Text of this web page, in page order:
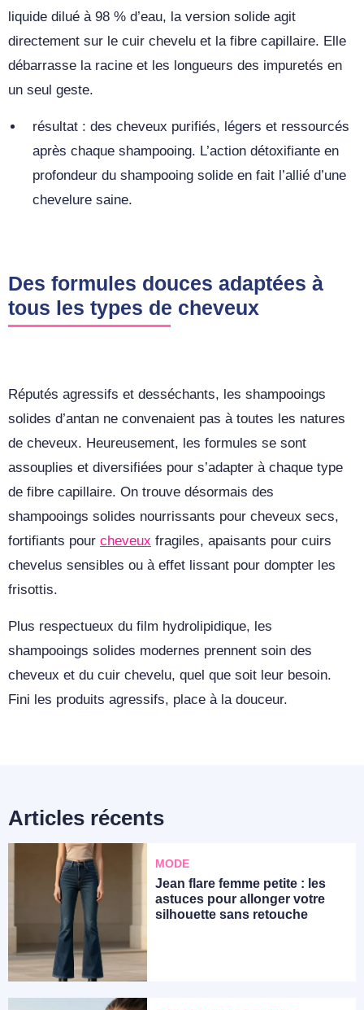
liquide dilué à 98 % d’eau, la version solide agit
directement sur le cuir chevelu et la fibre capillaire. Elle
débarrasse la racine et les longueurs des impuretés en
un seul geste.
résultat : des cheveux purifiés, légers et ressourcés
après chaque shampooing. L’action détoxifiante en
profondeur du shampooing solide en fait l’allié d’une
chevelure saine.
Des formules douces adaptées à
tous les types de cheveux
Réputés agressifs et desséchants, les shampooings
solides d’antan ne convenaient pas à toutes les natures
de cheveux. Heureusement, les formules se sont
assouplies et diversifiées pour s’adapter à chaque type
de fibre capillaire. On trouve désormais des
shampooings solides nourrissants pour cheveux secs,
fortifiants pour cheveux fragiles, apaisants pour cuirs
chevelus sensibles ou à effet lissant pour dompter les
frisottis.
Plus respectueux du film hydrolipidique, les
shampooings solides modernes prennent soin des
cheveux et du cuir chevelu, quel que soit leur besoin.
Fini les produits agressifs, place à la douceur.
Articles récents
MODE
Jean flare femme petite : les
astuces pour allonger votre
silhouette sans retouche